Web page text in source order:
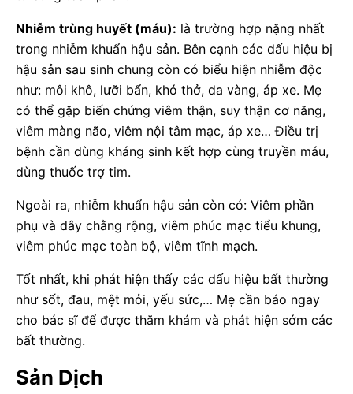
Nhiễm trùng huyết (máu): là trường hợp nặng nhất
trong nhiễm khuẩn hậu sản. Bên cạnh các dấu hiệu bị
hậu sản sau sinh chung còn có biểu hiện nhiễm độc
như: môi khô, lưỡi bẩn, khó thở, da vàng, áp xe. Mẹ
có thể gặp biến chứng viêm thận, suy thận cơ năng,
viêm màng não, viêm nội tâm mạc, áp xe… Điều trị
bệnh cần dùng kháng sinh kết hợp cùng truyền máu,
dùng thuốc trợ tim.
Ngoài ra, nhiễm khuẩn hậu sản còn có: Viêm phần
phụ và dây chằng rộng, viêm phúc mạc tiểu khung,
viêm phúc mạc toàn bộ, viêm tĩnh mạch.
Tốt nhất, khi phát hiện thấy các dấu hiệu bất thường
như sốt, đau, mệt mỏi, yếu sức,… Mẹ cần báo ngay
cho bác sĩ để được thăm khám và phát hiện sớm các
bất thường.
Sản Dịch